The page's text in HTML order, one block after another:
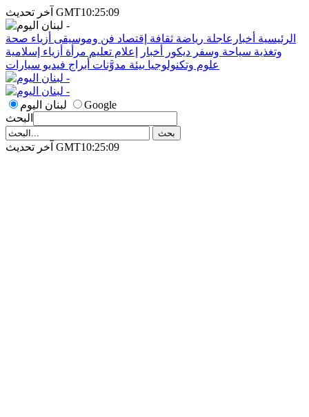
آخر تحديث GMT10:25:09
الرئيسية أخبارعاجلة رياضة ثقافة إقتصاد فن وموسيقى أزياء صحة
وتغذية سياحة وسفر ديكور أخبار إعلام تعليم مرأة أزياء إسلامية
علوم وتكنولوجيا بيئة مدوَّنات أبراج فيديو سيارات
لبنان اليوم
Google
البحث
آخر تحديث GMT10:25:09